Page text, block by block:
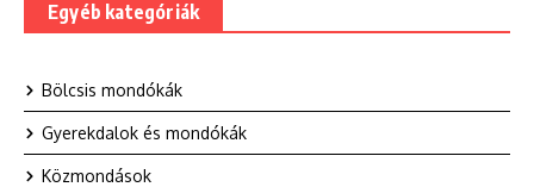
Egyéb kategóriák
Bölcsis mondókák
Gyerekdalok és mondókák
Közmondások